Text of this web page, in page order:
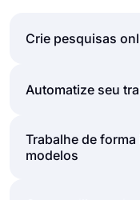
Crie pesquisas
Ao usar a
menos esforço
pode começar
Automatize seu
As
usa são vitais,
transmitir dados
Trabalhe de
modelos